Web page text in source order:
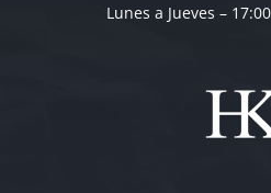
Lunes a Jueves –